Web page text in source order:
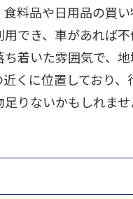
料品や日用品の買
でき、車があれば
着いた雰囲気で、
くに位置しており
りないかもしれま